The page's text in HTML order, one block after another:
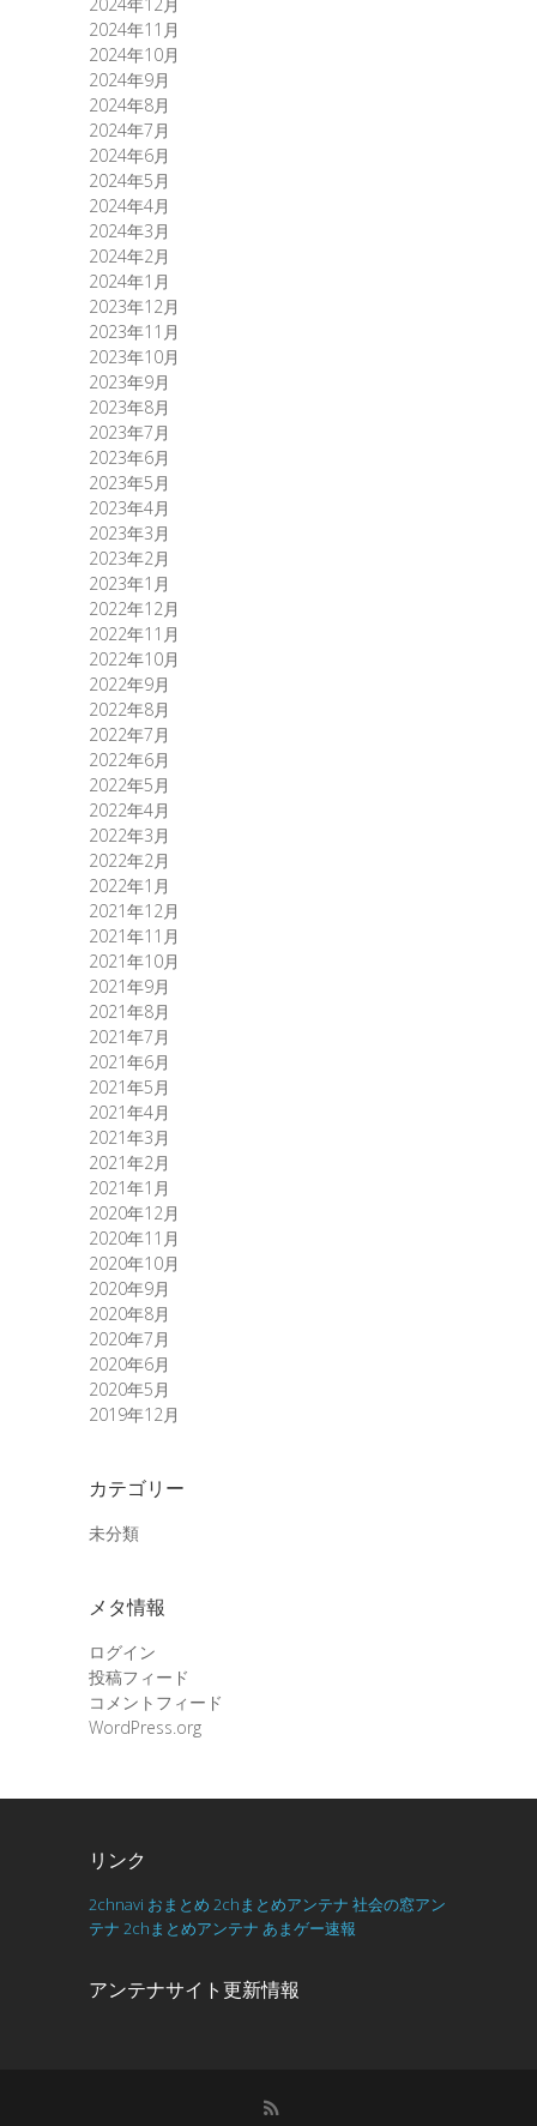
2024年11月
2024年10月
2024年9月
2024年8月
2024年7月
2024年6月
2024年5月
2024年4月
2024年3月
2024年2月
2024年1月
2023年12月
2023年11月
2023年10月
2023年9月
2023年8月
2023年7月
2023年6月
2023年5月
2023年4月
2023年3月
2023年2月
2023年1月
2022年12月
2022年11月
2022年10月
2022年9月
2022年8月
2022年7月
2022年6月
2022年5月
2022年4月
2022年3月
2022年2月
2022年1月
2021年12月
2021年11月
2021年10月
2021年9月
2021年8月
2021年7月
2021年6月
2021年5月
2021年4月
2021年3月
2021年2月
2021年1月
2020年12月
2020年11月
2020年10月
2020年9月
2020年8月
2020年7月
2020年6月
2020年5月
2019年12月
カテゴリー
未分類
メタ情報
ログイン
投稿フィード
コメントフィード
WordPress.org
リンク
2chnavi おまとめ 2chまとめアンテナ 社会の窓アン
テナ 2chまとめアンテナ あまゲー速報
アンテナサイト更新情報